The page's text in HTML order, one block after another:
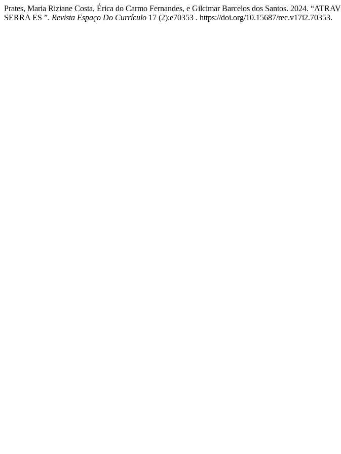
Prates, Maria Riziane Costa, Érica do Carmo Fernandes, e Gilcimar Barcelos dos Santos. 2024.
SERRA ES ”. Revista Espaço Do Currículo 17 (2):e70353 . https://doi.org/10.15687/rec.v17i2.70353.